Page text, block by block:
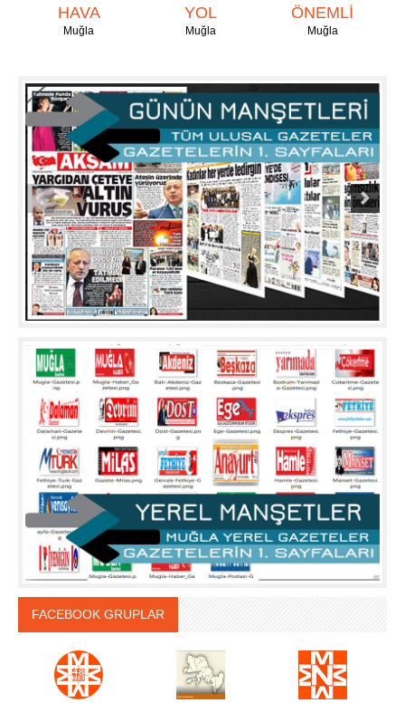
HAVA
Muğla
YOL
Muğla
ÖNEMLİ
Muğla
FACEBOOK GRUPLAR